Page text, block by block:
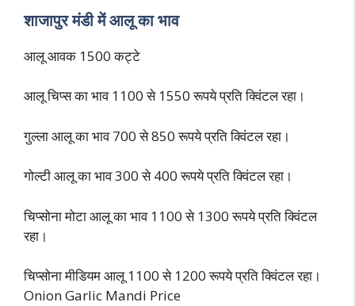
शाजापुर मंडी में आलू का भाव
आलू आवक 1500 कट्टे
आलू चिप्स का भाव 1100 से 1550 रूपये प्रति क्विंटल रहा।
गुल्ला आलू का भाव 700 से 850 रूपये प्रति क्विंटल रहा।
गोल्टी आलू का भाव 300 से 400 रूपये प्रति क्विंटल रहा।
चिप्सोना मोटा आलू का भाव 1100 से 1300 रूपये प्रति क्विंटल
रहा।
चिप्सोना मीडियम आलू 1100 से 1200 रूपये प्रति क्विंटल रहा।
Onion Garlic Mandi Price